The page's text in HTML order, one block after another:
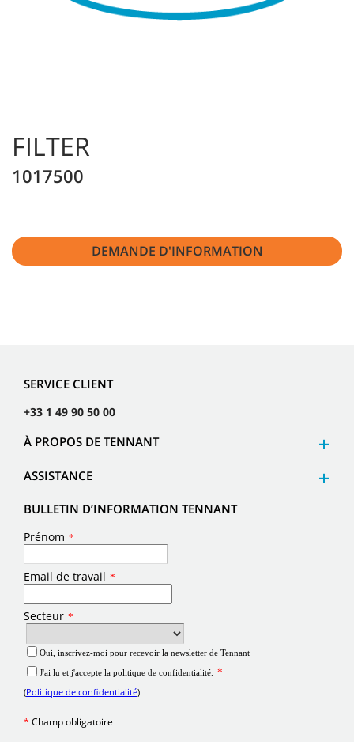
FILTER
1017500
DEMANDE D'INFORMATION
SERVICE CLIENT
+33 1 49 90 50 00
À PROPOS DE TENNANT
ASSISTANCE
BULLETIN D’INFORMATION TENNANT